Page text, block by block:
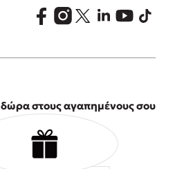
στους αγαπημένους σου